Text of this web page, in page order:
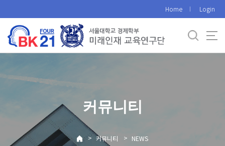
로
메
Home Login
커뮤니티
> 커뮤니티 > NEWS